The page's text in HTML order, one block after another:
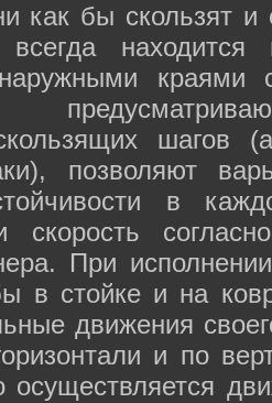
как бы скользят
краями
шагов
позволяют
в
скорость
При
в стойке и на
движения
и по
осуществляется